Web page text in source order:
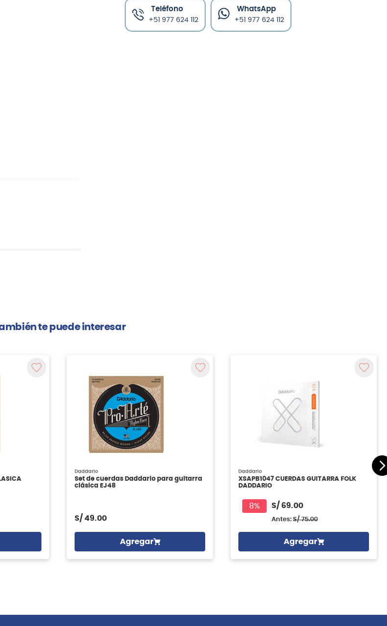
Teléfono
+51 977 624 112
WhatsApp
+51 977 624 112
te puede interesar
Daddario
Set de cuerdas Daddario para guitarra
clásica EJ48
S/ 49.00
Agregar
Daddario
XSAPB1047 CUERDAS GUITARRA FOLK
DADDARIO
8% S/ 69.00
Antes: S/ 75.00
Agregar